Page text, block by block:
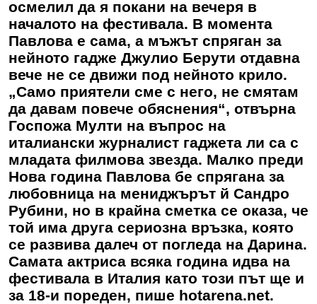
осмелил да я покани на вечеря в
началото на фестивала. В момента
Павлова е сама, а мъжът спряган за
нейното гадже Джулио Берути отдавна
вече не се движи под нейното крило.
„Само приятели сме с него, не смятам
да давам повече обяснения“, отвърна
Госпожа Мулти на въпрос на
италиански журналист гаджета ли са с
младата филмова звезда. Малко преди
Нова година Павлова бе спрягана за
любовница на мениджърът й Сандро
Рубини, но в крайна сметка се оказа, че
той има друга сериозна връзка, която
се развива далеч от погледа на Дарина.
Самата актриса всяка година идва на
фестивала в Италия като този път ще и
за 18-и пореден, пише hotarena.net.